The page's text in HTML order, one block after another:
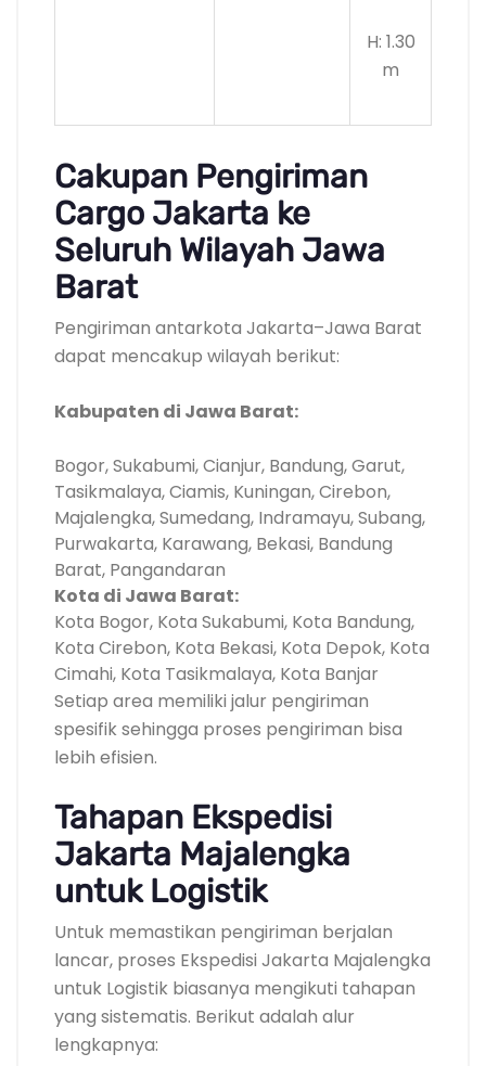
H: 1.30
m
Cakupan Pengiriman
Cargo Jakarta ke
Seluruh Wilayah Jawa
Barat
Pengiriman antarkota Jakarta–Jawa Barat
dapat mencakup wilayah berikut:
Kabupaten di Jawa Barat:
Bogor, Sukabumi, Cianjur, Bandung, Garut,
Tasikmalaya, Ciamis, Kuningan, Cirebon,
Majalengka, Sumedang, Indramayu, Subang,
Purwakarta, Karawang, Bekasi, Bandung
Barat, Pangandaran
Kota di Jawa Barat:
Kota Bogor, Kota Sukabumi, Kota Bandung,
Kota Cirebon, Kota Bekasi, Kota Depok, Kota
Cimahi, Kota Tasikmalaya, Kota Banjar
Setiap area memiliki jalur pengiriman
spesifik sehingga proses pengiriman bisa
lebih efisien.
Tahapan Ekspedisi
Jakarta Majalengka
untuk Logistik
Untuk memastikan pengiriman berjalan
lancar, proses Ekspedisi Jakarta Majalengka
untuk Logistik biasanya mengikuti tahapan
yang sistematis. Berikut adalah alur
lengkapnya: